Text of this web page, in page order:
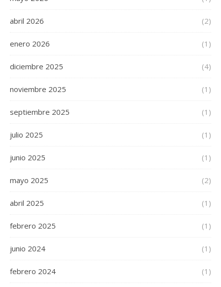
abril 2026 (2)
enero 2026 (1)
diciembre 2025 (4)
noviembre 2025 (1)
septiembre 2025 (1)
julio 2025 (1)
junio 2025 (1)
mayo 2025 (2)
abril 2025 (1)
febrero 2025 (1)
junio 2024 (1)
febrero 2024 (1)